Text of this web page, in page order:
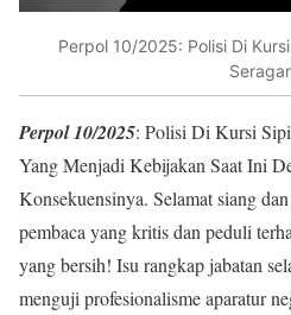
Perpol 10/2025: Polisi Di
Perpol 10/2025: Polisi Di Kursi
Yang Menjadi Kebijakan Saat Ini
Konsekuensinya. Selamat siang
pembaca yang kritis dan peduli
yang bersih! Isu rangkap jabatan
menguji profesionalisme aparatur